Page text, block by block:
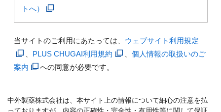
トへ）
当サイトのご利用にあたっては、 ウェブサイト利用規定
PLUS CHUGAI利用規約
個人情報の取扱いのご
案内
への同意が必要です。
中外製薬株式会社は、本サイト上の情報について細心の注意を払
っておりますが、内容の正確性・完全性・有用性等に関して保証